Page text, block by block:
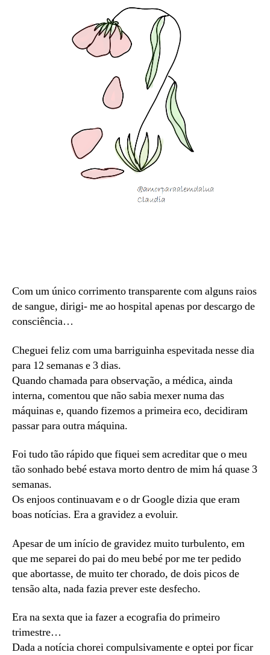
Com um único corrimento transparente com alguns raios
de sangue, dirigi- me ao hospital apenas por descargo de
consciência…
Cheguei feliz com uma barriguinha espevitada nesse dia
para 12 semanas e 3 dias.
Quando chamada para observação, a médica, ainda
interna, comentou que não sabia mexer numa das
máquinas e, quando fizemos a primeira eco, decidiram
passar para outra máquina.
Foi tudo tão rápido que fiquei sem acreditar que o meu
tão sonhado bebé estava morto dentro de mim há quase 3
semanas.
Os enjoos continuavam e o dr Google dizia que eram
boas notícias. Era a gravidez a evoluir.
Apesar de um início de gravidez muito turbulento, em
que me separei do pai do meu bebé por me ter pedido
que abortasse, de muito ter chorado, de dois picos de
tensão alta, nada fazia prever este desfecho.
Era na sexta que ia fazer a ecografia do primeiro
trimestre…
Dada a notícia chorei compulsivamente e optei por ficar